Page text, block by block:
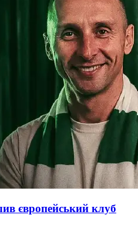
європейський клуб